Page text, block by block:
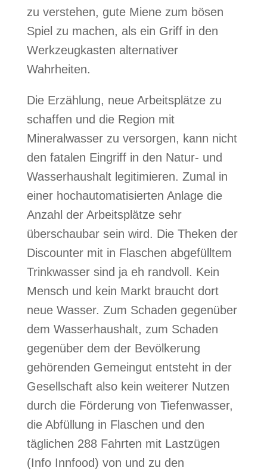
zu verstehen, gute Miene zum bösen
Spiel zu machen, als ein Griff in den
Werkzeugkasten alternativer
Wahrheiten.
Die Erzählung, neue Arbeitsplätze zu
schaffen und die Region mit
Mineralwasser zu versorgen, kann nicht
den fatalen Eingriff in den Natur- und
Wasserhaushalt legitimieren. Zumal in
einer hochautomatisierten Anlage die
Anzahl der Arbeitsplätze sehr
überschaubar sein wird. Die Theken der
Discounter mit in Flaschen abgefülltem
Trinkwasser sind ja eh randvoll. Kein
Mensch und kein Markt braucht dort
neue Wasser. Zum Schaden gegenüber
dem Wasserhaushalt, zum Schaden
gegenüber dem der Bevölkerung
gehörenden Gemeingut entsteht in der
Gesellschaft also kein weiterer Nutzen
durch die Förderung von Tiefenwasser,
die Abfüllung in Flaschen und den
täglichen 288 Fahrten mit Lastzügen
(Info Innfood) von und zu den